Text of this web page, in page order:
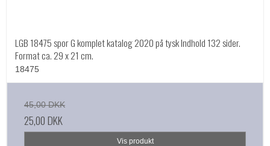
LGB 18475 spor G komplet katalog 2020 på tysk Indhold 132 sider.
Format ca. 29 x 21 cm.
18475
45,00 DKK
25,00 DKK
Vis produkt